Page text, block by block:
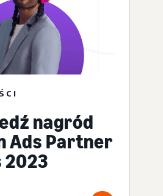
nagród
Ads Partner
2023